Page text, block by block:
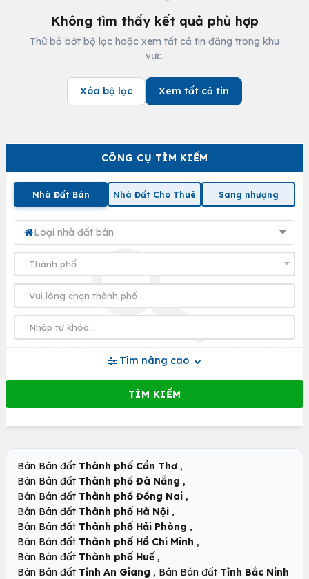
CÔNG CỤ TÌM KIẾM
Nhà Đất Bán Nhà Đất Cho Thuê Sang nhượng
Loại nhà đất bán
Tìm nâng cao
Không tìm thấy kết quả phù hợp
Thử bỏ bớt bộ lọc hoặc xem tất cả tin đăng trong khu
vực.
Xóa bộ lọc Xem tất cả tin
Bán Bán đất Thành phố Cần Thơ ,
Bán Bán đất Thành phố Đà Nẵng ,
Bán Bán đất Thành phố Đồng Nai ,
Bán Bán đất Thành phố Hà Nội ,
Bán Bán đất Thành phố Hải Phòng ,
Bán Bán đất Thành phố Hồ Chí Minh ,
Bán Bán đất Thành phố Huế ,
Bán Bán đất Tỉnh An Giang , Bán Bán đất Tỉnh Bắc Ninh